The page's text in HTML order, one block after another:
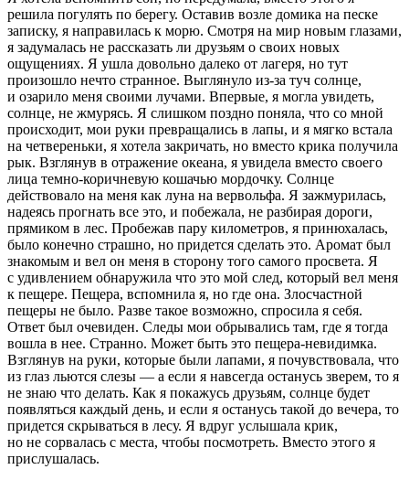
решила погулять по берегу. Оставив возле домика на песке
записку, я направилась к морю. Смотря на мир новым глазами,
я задумалась не рассказать ли друзьям о своих новых
ощущениях. Я ушла довольно далеко от лагеря, но тут
произошло нечто странное. Выглянуло из-за туч солнце,
и озарило меня своими лучами. Впервые, я могла увидеть,
солнце, не жмурясь. Я слишком поздно поняла, что со мной
происходит, мои руки превращались в лапы, и я мягко встала
на четвереньки, я хотела закричать, но вместо крика получила
рык. Взглянув в отражение океана, я увидела вместо своего
лица темно-коричневую кошачью мордочку. Солнце
действовало на меня как луна на вервольфа. Я зажмурилась,
надеясь прогнать все это, и побежала, не разбирая дороги,
прямиком в лес. Пробежав пару километров, я принюхалась,
было конечно страшно, но придется сделать это. Аромат был
знакомым и вел он меня в сторону того самого просвета. Я
с удивлением обнаружила что это мой след, который вел меня
к пещере. Пещера, вспомнила я, но где она. Злосчастной
пещеры не было. Разве такое возможно, спросила я себя.
Ответ был очевиден. Следы мои обрывались там, где я тогда
вошла в нее. Странно. Может быть это пещера-невидимка.
Взглянув на руки, которые были лапами, я почувствовала, что
из глаз льются слезы — а если я навсегда останусь зверем, то я
не знаю что делать. Как я покажусь друзьям, солнце будет
появляться каждый день, и если я останусь такой до вечера, то
придется скрываться в лесу. Я вдруг услышала крик,
но не сорвалась с места, чтобы посмотреть. Вместо этого я
прислушалась.